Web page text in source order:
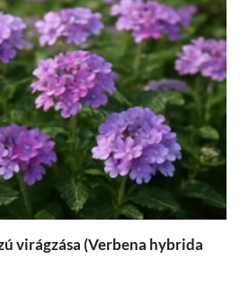
virágzása (Verbena hybrida